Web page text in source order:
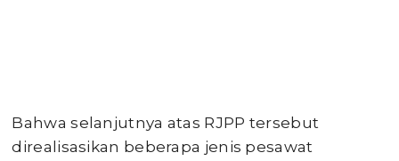
Bahwa selanjutnya atas RJPP tersebut
direalisasikan beberapa jenis pesawat